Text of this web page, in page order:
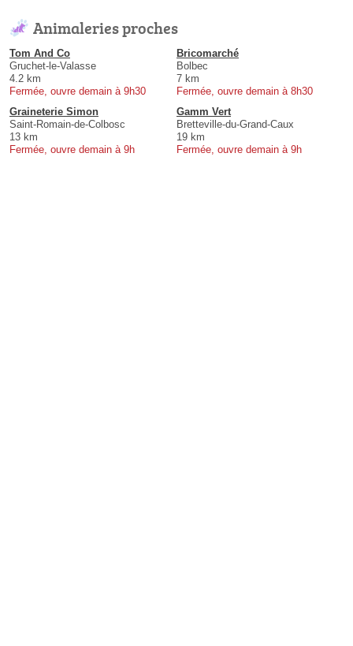
Animaleries proches
Tom And Co
Gruchet-le-Valasse
4.2 km
Fermée, ouvre demain à 9h30
Bricomarché
Bolbec
7 km
Fermée, ouvre demain à 8h30
Graineterie Simon
Saint-Romain-de-Colbosc
13 km
Fermée, ouvre demain à 9h
Gamm Vert
Bretteville-du-Grand-Caux
19 km
Fermée, ouvre demain à 9h